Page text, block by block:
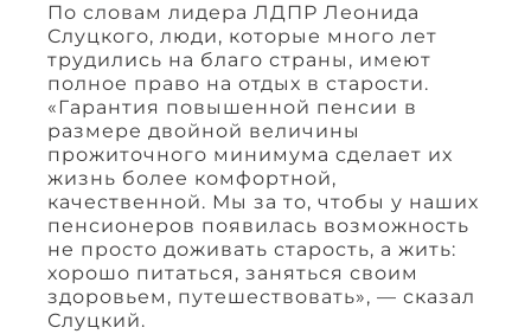
По словам лидера ЛДПР Леонида
Слуцкого, люди, которые много лет
трудились на благо страны, имеют
полное право на отдых в старости.
«Гарантия повышенной пенсии в
размере двойной величины
прожиточного минимума сделает их
жизнь более комфортной,
качественной. Мы за то, чтобы у наших
пенсионеров появилась возможность
не просто доживать старость, а жить:
хорошо питаться, заняться своим
здоровьем, путешествовать», — сказал
Слуцкий.